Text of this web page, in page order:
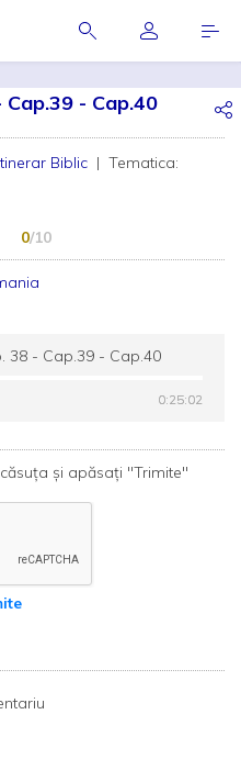
Cap.39 - Cap.40
Biblic | Tematica:
0/10
38 - Cap.39 - Cap.40
0:25:02
0:25:02
și apăsați "Trimite"